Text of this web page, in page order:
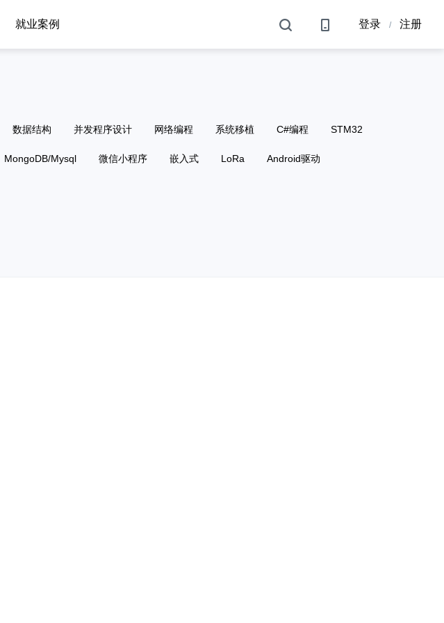
就业案例 登录 / 注册
数据结构 并发程序设计 网络编程 系统移植 C#编程 STM32
MongoDB/Mysql 微信小程序 嵌入式 LoRa Android驱动